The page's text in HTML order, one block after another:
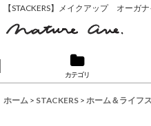
【STACKERS】メイクアップ オー
カテゴリ
ホーム > STACKERS > ホーム＆ライフ